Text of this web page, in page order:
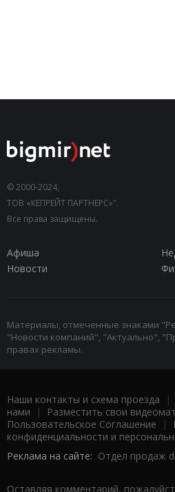
© 2000-2024,
ТОВ «КЕПРЕЙТ ПАРТНЕРС»".
Все права защищены.
Афиша
Новости
Материалы, отмеченные знаками
"Новости компаний", "Актуально",
правах рекламы.
Наши контакты и схема проезда |
нами | Разместить свои
Пользовательское Соглашение |
конфиденциальности и
Реклама на сайте: Отдел продаж
Оставляя комментарий,